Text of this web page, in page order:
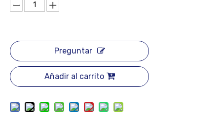
Preguntar
Añadir al carrito